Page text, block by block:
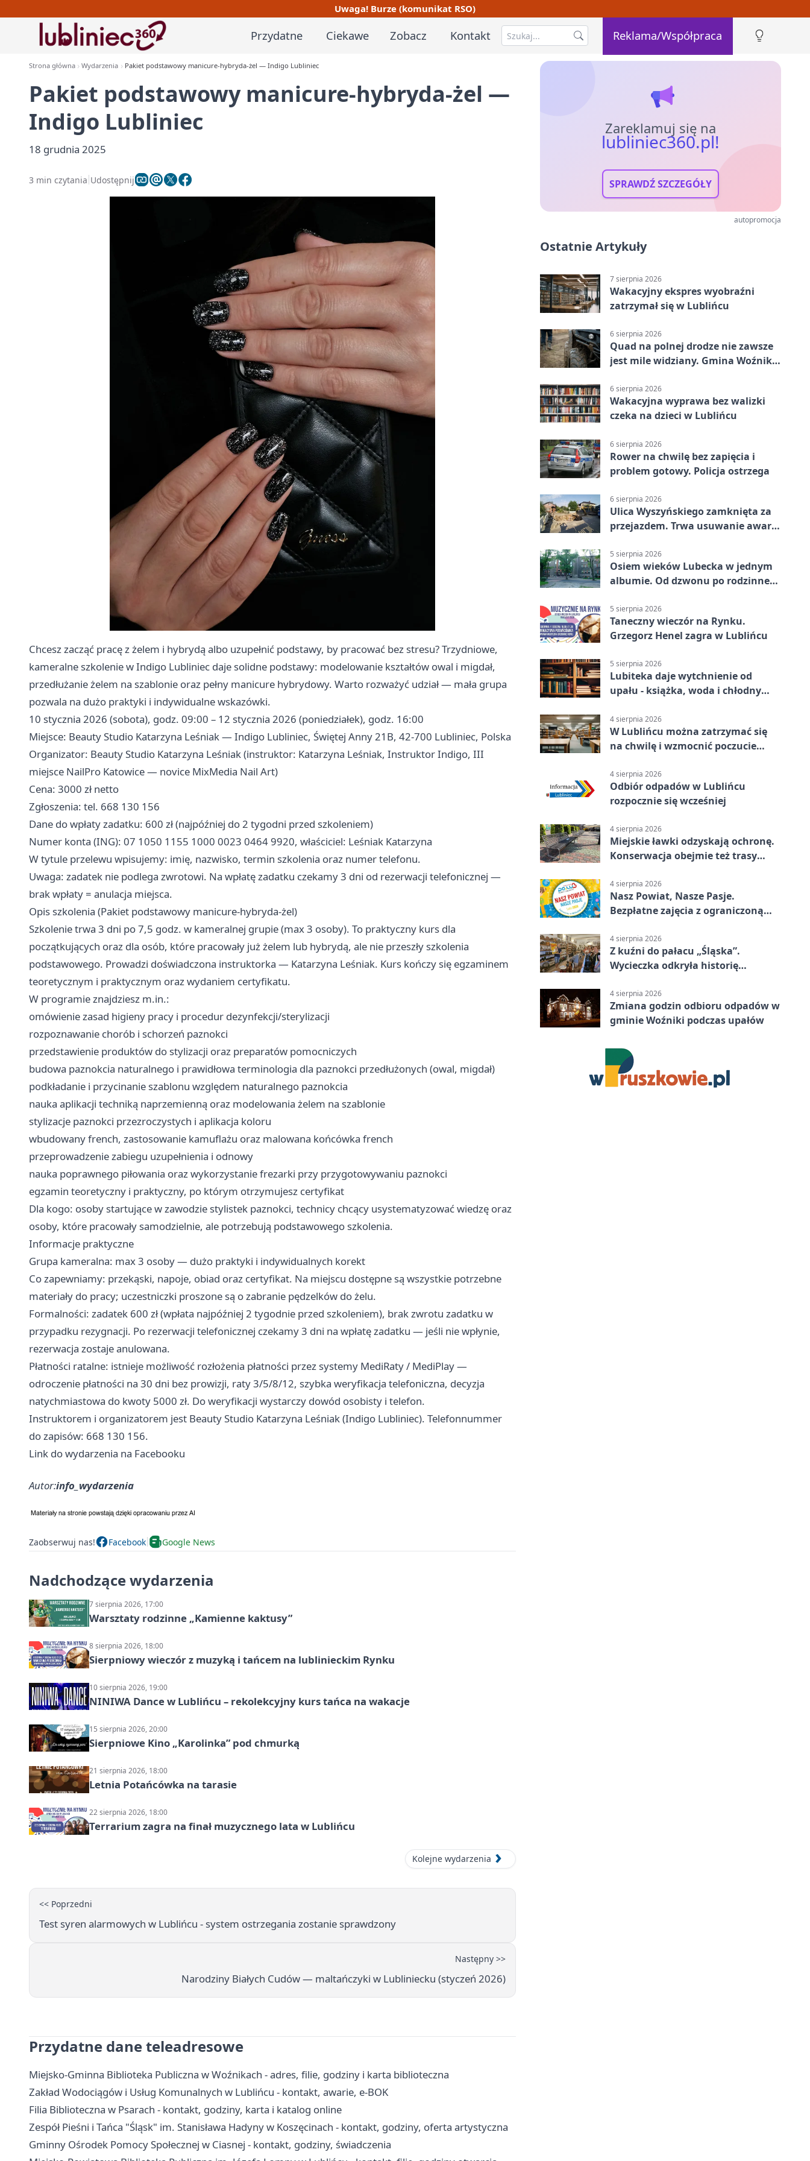
Uwaga! Burze (komunikat RSO)
Przydatne Ciekawe Zobacz Kontakt Reklama/Współpraca
Strona główna Wydarzenia Pakiet podstawowy manicure‑hybryda‑żel — Indigo Lubliniec
Pakiet podstawowy manicure‑hybryda‑żel —
Indigo Lubliniec
18 grudnia 2025
3 min czytania Udostępnij
Chcesz zacząć pracę z żelem i hybrydą albo uzupełnić podstawy, by pracować bez stresu? Trzydniowe,
kameralne szkolenie w Indigo Lubliniec daje solidne podstawy: modelowanie kształtów owal i migdał,
przedłużanie żelem na szablonie oraz pełny manicure hybrydowy. Warto rozważyć udział — mała grupa
pozwala na dużo praktyki i indywidualne wskazówki.
10 stycznia 2026 (sobota), godz. 09:00 – 12 stycznia 2026 (poniedziałek), godz. 16:00
Miejsce: Beauty Studio Katarzyna Leśniak — Indigo Lubliniec, Świętej Anny 21B, 42‑700 Lubliniec, Polska
Organizator: Beauty Studio Katarzyna Leśniak (instruktor: Katarzyna Leśniak, Instruktor Indigo, III
miejsce NailPro Katowice — novice MixMedia Nail Art)
Cena: 3000 zł netto
Zgłoszenia: tel. 668 130 156
Dane do wpłaty zadatku: 600 zł (najpóźniej do 2 tygodni przed szkoleniem)
Numer konta (ING): 07 1050 1155 1000 0023 0464 9920, właściciel: Leśniak Katarzyna
W tytule przelewu wpisujemy: imię, nazwisko, termin szkolenia oraz numer telefonu.
Uwaga: zadatek nie podlega zwrotowi. Na wpłatę zadatku czekamy 3 dni od rezerwacji telefonicznej —
brak wpłaty = anulacja miejsca.
Opis szkolenia (Pakiet podstawowy manicure‑hybryda‑żel)
Szkolenie trwa 3 dni po 7,5 godz. w kameralnej grupie (max 3 osoby). To praktyczny kurs dla
początkujących oraz dla osób, które pracowały już żelem lub hybrydą, ale nie przeszły szkolenia
podstawowego. Prowadzi doświadczona instruktorka — Katarzyna Leśniak. Kurs kończy się egzaminem
teoretycznym i praktycznym oraz wydaniem certyfikatu.
W programie znajdziesz m.in.:
omówienie zasad higieny pracy i procedur dezynfekcji/sterylizacji
rozpoznawanie chorób i schorzeń paznokci
przedstawienie produktów do stylizacji oraz preparatów pomocniczych
budowa paznokcia naturalnego i prawidłowa terminologia dla paznokci przedłużonych (owal, migdał)
podkładanie i przycinanie szablonu względem naturalnego paznokcia
nauka aplikacji techniką naprzemienną oraz modelowania żelem na szablonie
stylizacje paznokci przezroczystych i aplikacja koloru
wbudowany french, zastosowanie kamuflażu oraz malowana końcówka french
przeprowadzenie zabiegu uzupełnienia i odnowy
nauka poprawnego piłowania oraz wykorzystanie frezarki przy przygotowywaniu paznokci
egzamin teoretyczny i praktyczny, po którym otrzymujesz certyfikat
Dla kogo: osoby startujące w zawodzie stylistek paznokci, technicy chcący usystematyzować wiedzę oraz
osoby, które pracowały samodzielnie, ale potrzebują podstawowego szkolenia.
Informacje praktyczne
Grupa kameralna: max 3 osoby — dużo praktyki i indywidualnych korekt
Co zapewniamy: przekąski, napoje, obiad oraz certyfikat. Na miejscu dostępne są wszystkie potrzebne
materiały do pracy; uczestniczki proszone są o zabranie pędzelków do żelu.
Formalności: zadatek 600 zł (wpłata najpóźniej 2 tygodnie przed szkoleniem), brak zwrotu zadatku w
przypadku rezygnacji. Po rezerwacji telefonicznej czekamy 3 dni na wpłatę zadatku — jeśli nie wpłynie,
rezerwacja zostaje anulowana.
Płatności ratalne: istnieje możliwość rozłożenia płatności przez systemy MediRaty / MediPlay —
odroczenie płatności na 30 dni bez prowizji, raty 3/5/8/12, szybka weryfikacja telefoniczna, decyzja
natychmiastowa do kwoty 5000 zł. Do weryfikacji wystarczy dowód osobisty i telefon.
Instruktorem i organizatorem jest Beauty Studio Katarzyna Leśniak (Indigo Lubliniec). Telefonnummer
do zapisów: 668 130 156.
Link do wydarzenia na Facebooku
Autor:info_wydarzenia
Zaobserwuj nas! Facebook Google News
Nadchodzące wydarzenia
7 sierpnia 2026, 17:00
Warsztaty rodzinne „Kamienne kaktusy”
8 sierpnia 2026, 18:00
Sierpniowy wieczór z muzyką i tańcem na lublinieckim Rynku
10 sierpnia 2026, 19:00
NINIWA Dance w Lublińcu – rekolekcyjny kurs tańca na wakacje
15 sierpnia 2026, 20:00
Sierpniowe Kino „Karolinka” pod chmurką
21 sierpnia 2026, 18:00
Letnia Potańcówka na tarasie
22 sierpnia 2026, 18:00
Terrarium zagra na finał muzycznego lata w Lublińcu
Kolejne wydarzenia
<< Poprzedni
Test syren alarmowych w Lublińcu - system ostrzegania zostanie sprawdzony
Następny >>
Narodziny Białych Cudów — maltańczyki w Lubliniecku (styczeń 2026)
Przydatne dane teleadresowe
Miejsko-Gminna Biblioteka Publiczna w Woźnikach - adres, filie, godziny i karta biblioteczna
Zakład Wodociągów i Usług Komunalnych w Lublińcu - kontakt, awarie, e-BOK
Filia Biblioteczna w Psarach - kontakt, godziny, karta i katalog online
Zespół Pieśni i Tańca "Śląsk" im. Stanisława Hadyny w Koszęcinach - kontakt, godziny, oferta artystyczna
Gminny Ośrodek Pomocy Społecznej w Ciasnej - kontakt, godziny, świadczenia
Zareklamuj się na
lubliniec360.pl!
SPRAWDŹ SZCZEGÓŁY
autopromocja
Ostatnie Artykuły
7 sierpnia 2026
Wakacyjny ekspres wyobraźni
zatrzymał się w Lublińcu
6 sierpnia 2026
Quad na polnej drodze nie zawsze
jest mile widziany. Gmina Woźniki
6 sierpnia 2026
Wakacyjna wyprawa bez walizki
czeka na dzieci w Lublińcu
6 sierpnia 2026
Rower na chwilę bez zapięcia i
problem gotowy. Policja ostrzega
6 sierpnia 2026
Ulica Wyszyńskiego zamknięta za
przejazdem. Trwa usuwanie awarii
5 sierpnia 2026
Osiem wieków Lubecka w jednym
albumie. Od dzwonu po rodzinne
5 sierpnia 2026
Taneczny wieczór na Rynku.
Grzegorz Henel zagra w Lublińcu
5 sierpnia 2026
Lubiteka daje wytchnienie od
upału - książka, woda i chłodny
4 sierpnia 2026
W Lublińcu można zatrzymać się
na chwilę i wzmocnić poczucie
4 sierpnia 2026
Odbiór odpadów w Lublińcu
rozpocznie się wcześniej
4 sierpnia 2026
Miejskie ławki odzyskają ochronę.
Konserwacja obejmie też trasy
4 sierpnia 2026
Nasz Powiat, Nasze Pasje.
Bezpłatne zajęcia z ograniczoną
4 sierpnia 2026
Z kuźni do pałacu „Śląska”.
Wycieczka odkryła historię
4 sierpnia 2026
Zmiana godzin odbioru odpadów w
gminie Woźniki podczas upałów